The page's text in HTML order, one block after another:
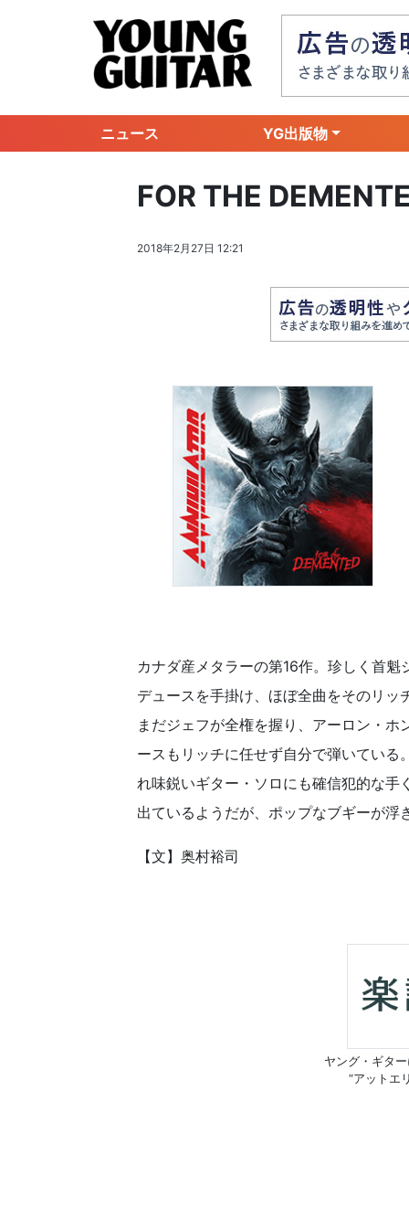
ニュース YG出版物
FOR THE
2018年2月27日 12:21
カナダ産メタラーの第16作。珍しく首
デュースを手掛け、ほぼ全曲をそのリ
まだジェフが全権を握り、アーロン・
ースもリッチに任せず自分で弾いてい
れ味鋭いギター・ソロにも確信犯的な
出ているようだが、ポップなブギーが
【文】奥村裕司
ヤング・ギタ
“アットエ